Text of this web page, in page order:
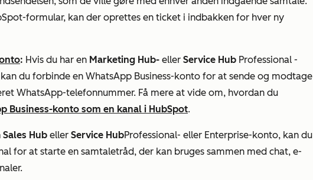
formular, kan der oprettes en ticket i indbakken for hver ny
: Hvis du har en Marketing Hub- eller Service Hub Professional -
du forbinde en WhatsApp Business-konto for at sende og modtage
WhatsApp-telefonnummer. Få mere at vide om, hvordan du
Business-konto som en kanal i HubSpot.
Sales Hub eller Service HubProfessional- eller Enterprise-konto, kan du
for at starte en samtaletråd, der kan bruges sammen med chat, e-